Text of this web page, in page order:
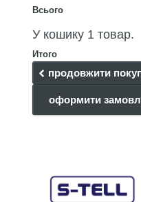
Всього
У кошику 1 товар.
Итого
продовжити
оформити